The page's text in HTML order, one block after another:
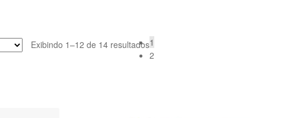
Exibindo 1–12 de 14 resultados1
2